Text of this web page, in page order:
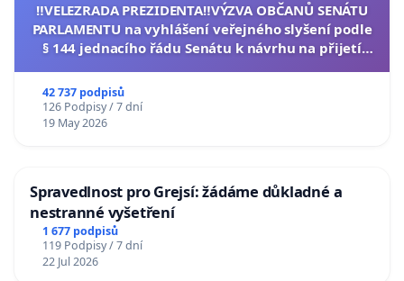
‼️VELEZRADA PREZIDENTA‼️VÝZVA OBČANŮ SENÁTU
PARLAMENTU na vyhlášení veřejného slyšení podle
§ 144 jednacího řádu Senátu k návrhu na přijetí
42 737 podpisů
126 Podpisy / 7 dní
19 May 2026
Spravedlnost pro Grejsí: žádáme důkladné a
nestranné vyšetření
1 677 podpisů
119 Podpisy / 7 dní
22 Jul 2026